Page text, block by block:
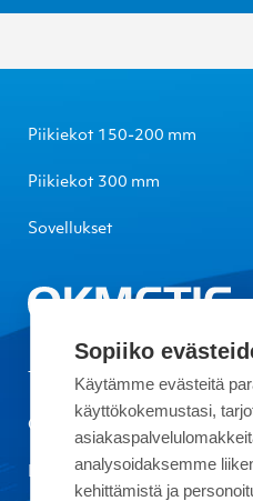
Piikiekot 150-200 mm
Piikiekot 300 mm
Sovellukset
Tietoa Okmeticista
Ota yhteyttä
Laatu
Sopiiko
Käytämme evästeitä
käyttökokemustasi,
analysoidaksemme
kehittämistä ja